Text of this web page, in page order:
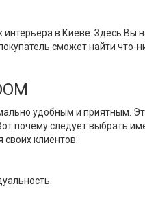
в Киеве. Здесь Вы
сможет найти что-
удобным и приятным.
почему следует выбрать
клиентов: